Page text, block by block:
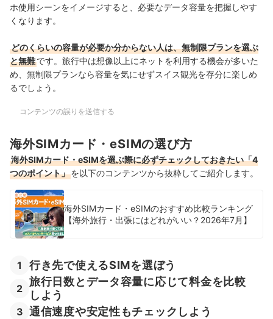
ホ使用シーンをイメージすると、必要なデータ容量を把握しやす
くなります。
どのくらいの容量が必要か分からない人は、無制限プランを選ぶ
と無難です。旅行中は想像以上にネットを利用する機会が多いた
め、無制限プランなら容量を気にせずスイス観光を存分に楽しめ
るでしょう。
コンテンツの誤りを送信する
海外SIMカード・eSIMの選び方
海外SIMカード・eSIMを選ぶ際に必ずチェックしておきたい「4
つのポイント」を以下のコンテンツから抜粋してご紹介します。
海外SIMカード・eSIMのおすすめ比較ランキング
【海外旅行・出張にはどれがいい？2026年7月】
1 行き先で使えるSIMを選ぼう
2
旅行日数とデータ容量に応じて料金を比較
しよう
3 通信速度や安定性もチェックしよう